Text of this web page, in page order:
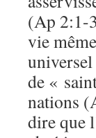
(Ap 2:1-
vie
de «
nations
dire que